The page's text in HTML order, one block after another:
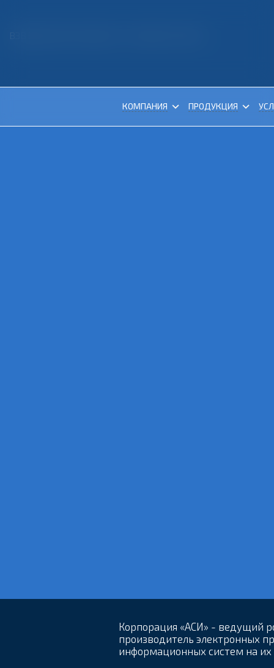
КОМПАНИЯ ПРОДУКЦИЯ
Корпорация «АСИ» - ведущий
производитель электронных
информационных систем на их